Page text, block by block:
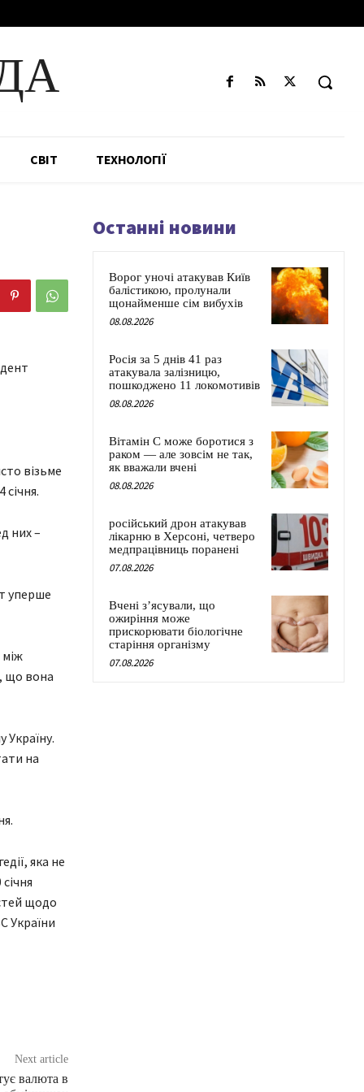
СВІТ ТЕХНОЛОГІЇ
візьме
них –
уперше
що вона
Україну.
на
яка не
щодо
України
Next article
валюта в
Останні новини
Ворог уночі атакував Київ
балістикою, пролунали
щонайменше сім вибухів
08.08.2026
Росія за 5 днів 41 раз
атакувала залізницю,
пошкоджено 11 локомотивів
08.08.2026
Вітамін C може боротися з
раком — але зовсім не так,
як вважали вчені
08.08.2026
російський дрон атакував
лікарню в Херсоні, четверо
медпрацівниць поранені
07.08.2026
Вчені з’ясували, що
ожиріння може
прискорювати біологічне
старіння організму
07.08.2026